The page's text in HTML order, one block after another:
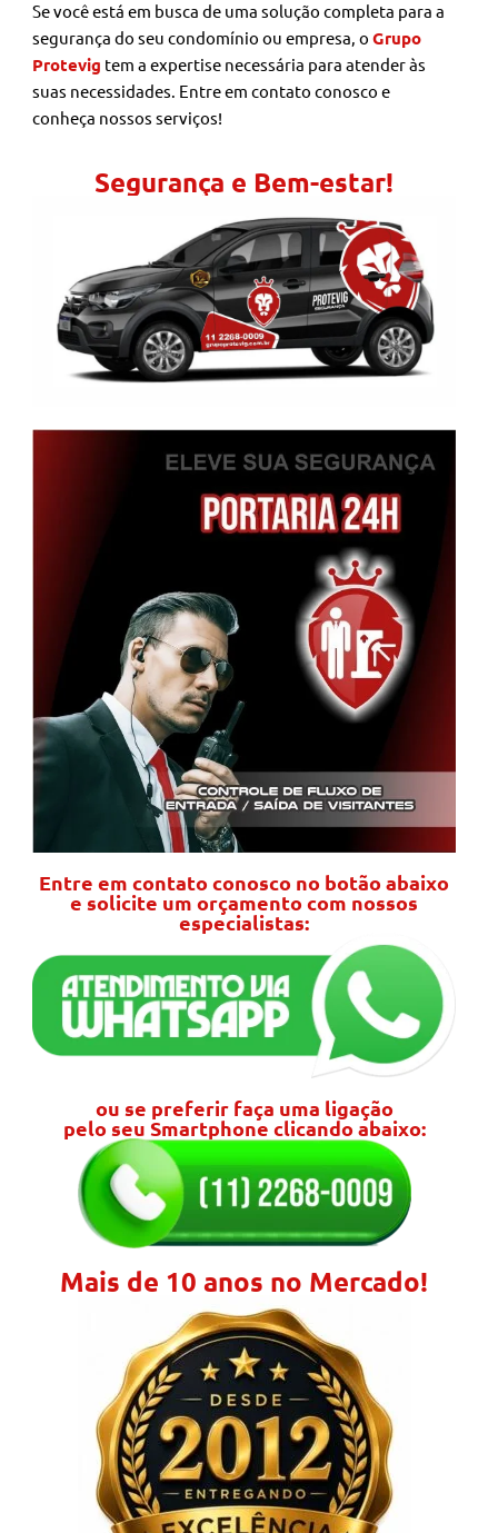
Se você está em busca de uma solução completa para a
segurança do seu condomínio ou empresa, oGrupo
Protevig tem a expertise necessária para atender às
suas necessidades. Entre em contato conosco e
conheça nossos serviços!
Segurança e Bem-estar!
Entre em contato conosco no botão abaixo
e solicite um orçamento com nossos
especialistas:
ou se preferir faça uma ligação
pelo seu Smartphone clicando abaixo:
Mais de 10 anos no Mercado!